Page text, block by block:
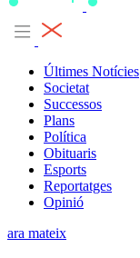
Últimes Notícies
Societat
Successos
Plans
Política
Obituaris
Esports
Reportatges
Opinió
ara mateix